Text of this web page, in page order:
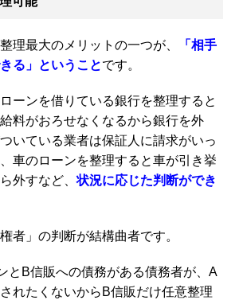
理最大のメリットの一つが、
「相手
る」ということです。
ーンを借りている銀行を整理すると
料がおろせなくなるから銀行を外
いている業者は保証人に請求がいっ
車のローンを整理すると車が引き挙
外すなど、状況に応じた判断ができ
者」の判断が結構曲者です。
とB信販への債務がある債務者が、A
れたくないからB信販だけ任意整理